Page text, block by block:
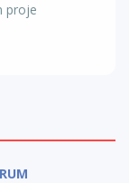
proje